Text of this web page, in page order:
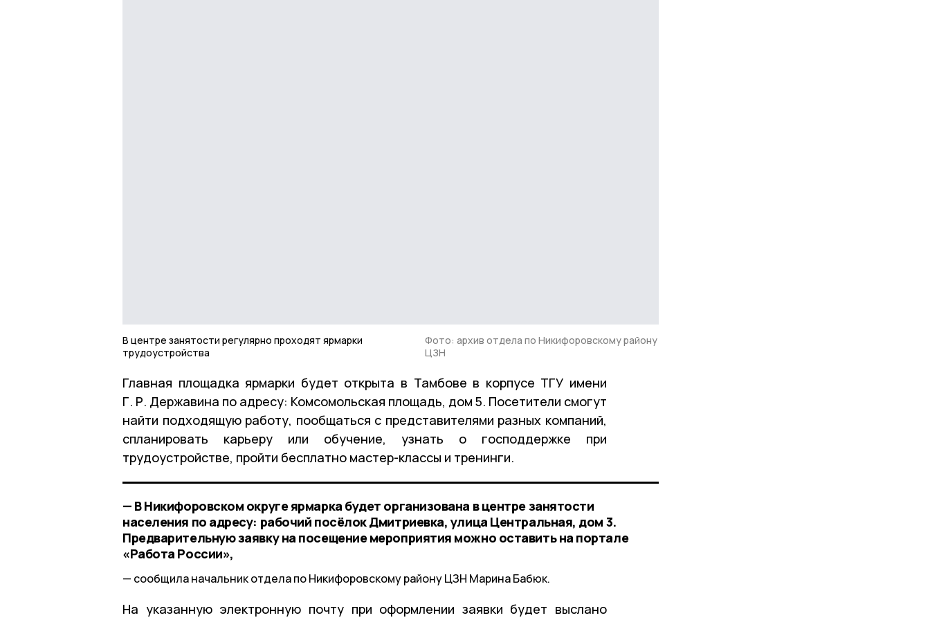
В центре занятости регулярно проходят ярмарки
трудоустройства
Фото: архив отдела по Никифоровскому району
ЦЗН
Главная площадка ярмарки будет открыта в Тамбове в корпусе ТГУ имени
Г. Р. Державина по адресу: Комсомольская площадь, дом 5. Посетители смогут
найти подходящую работу, пообщаться с представителями разных компаний,
спланировать карьеру или обучение, узнать о господдержке при
трудоустройстве, пройти бесплатно мастер-классы и тренинги.
— В Никифоровском округе ярмарка будет организована в центре занятости
населения по адресу: рабочий посёлок Дмитриевка, улица Центральная, дом 3.
Предварительную заявку на посещение мероприятия можно оставить на портале
«Работа России»,
сообщила начальник отдела по Никифоровскому району ЦЗН Марина Бабюк.
На указанную электронную почту при оформлении заявки будет выслано